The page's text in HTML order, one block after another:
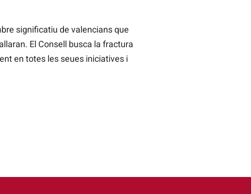
significatiu de valencians que
El Consell busca la fractura
en totes les seues iniciatives i